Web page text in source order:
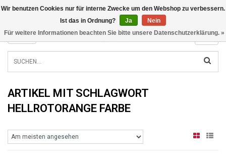
INFO@RADIATORS.SHOP
MENU
ARTIKEL MIT SCHLAGWORT
HELLROTORANGE FARBE
Wir benutzen Cookies nur für interne Zwecke um den Webshop zu verbessern.
Ist das in Ordnung?
Ja
Nein
Für weitere Informationen beachten Sie bitte unsere Datenschutzerklärung. »